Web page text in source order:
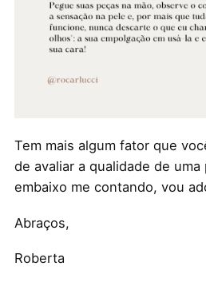
Tem mais algum fator que
de avaliar a qualidade de uma
embaixo me contando, vou
Abraços,
Roberta